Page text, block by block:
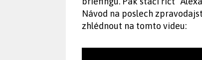
Návod na poslech
zhlédnout na tomto videu: